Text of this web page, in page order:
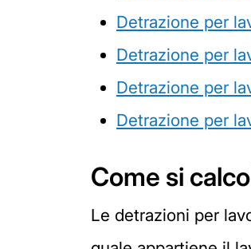
Detrazione per
Detrazione per
Detrazione per
Detrazione per
Come si
Le detrazioni per